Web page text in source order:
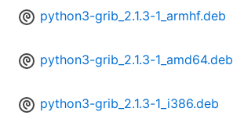
python3-grib_2.1.3-1_armhf.deb
python3-grib_2.1.3-1_amd64.deb
python3-grib_2.1.3-1_i386.deb